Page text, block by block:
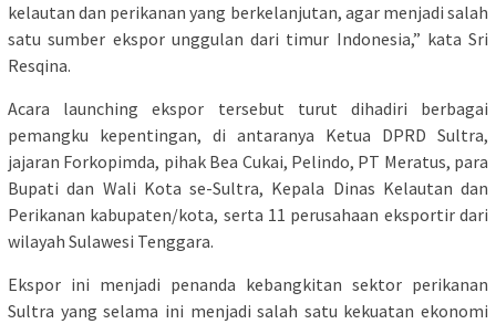
kelautan dan perikanan yang berkelanjutan, agar menjadi salah
satu sumber ekspor unggulan dari timur Indonesia,” kata Sri
Resqina.
Acara launching ekspor tersebut turut dihadiri berbagai
pemangku kepentingan, di antaranya Ketua DPRD Sultra,
jajaran Forkopimda, pihak Bea Cukai, Pelindo, PT Meratus, para
Bupati dan Wali Kota se-Sultra, Kepala Dinas Kelautan dan
Perikanan kabupaten/kota, serta 11 perusahaan eksportir dari
wilayah Sulawesi Tenggara.
Ekspor ini menjadi penanda kebangkitan sektor perikanan
Sultra yang selama ini menjadi salah satu kekuatan ekonomi